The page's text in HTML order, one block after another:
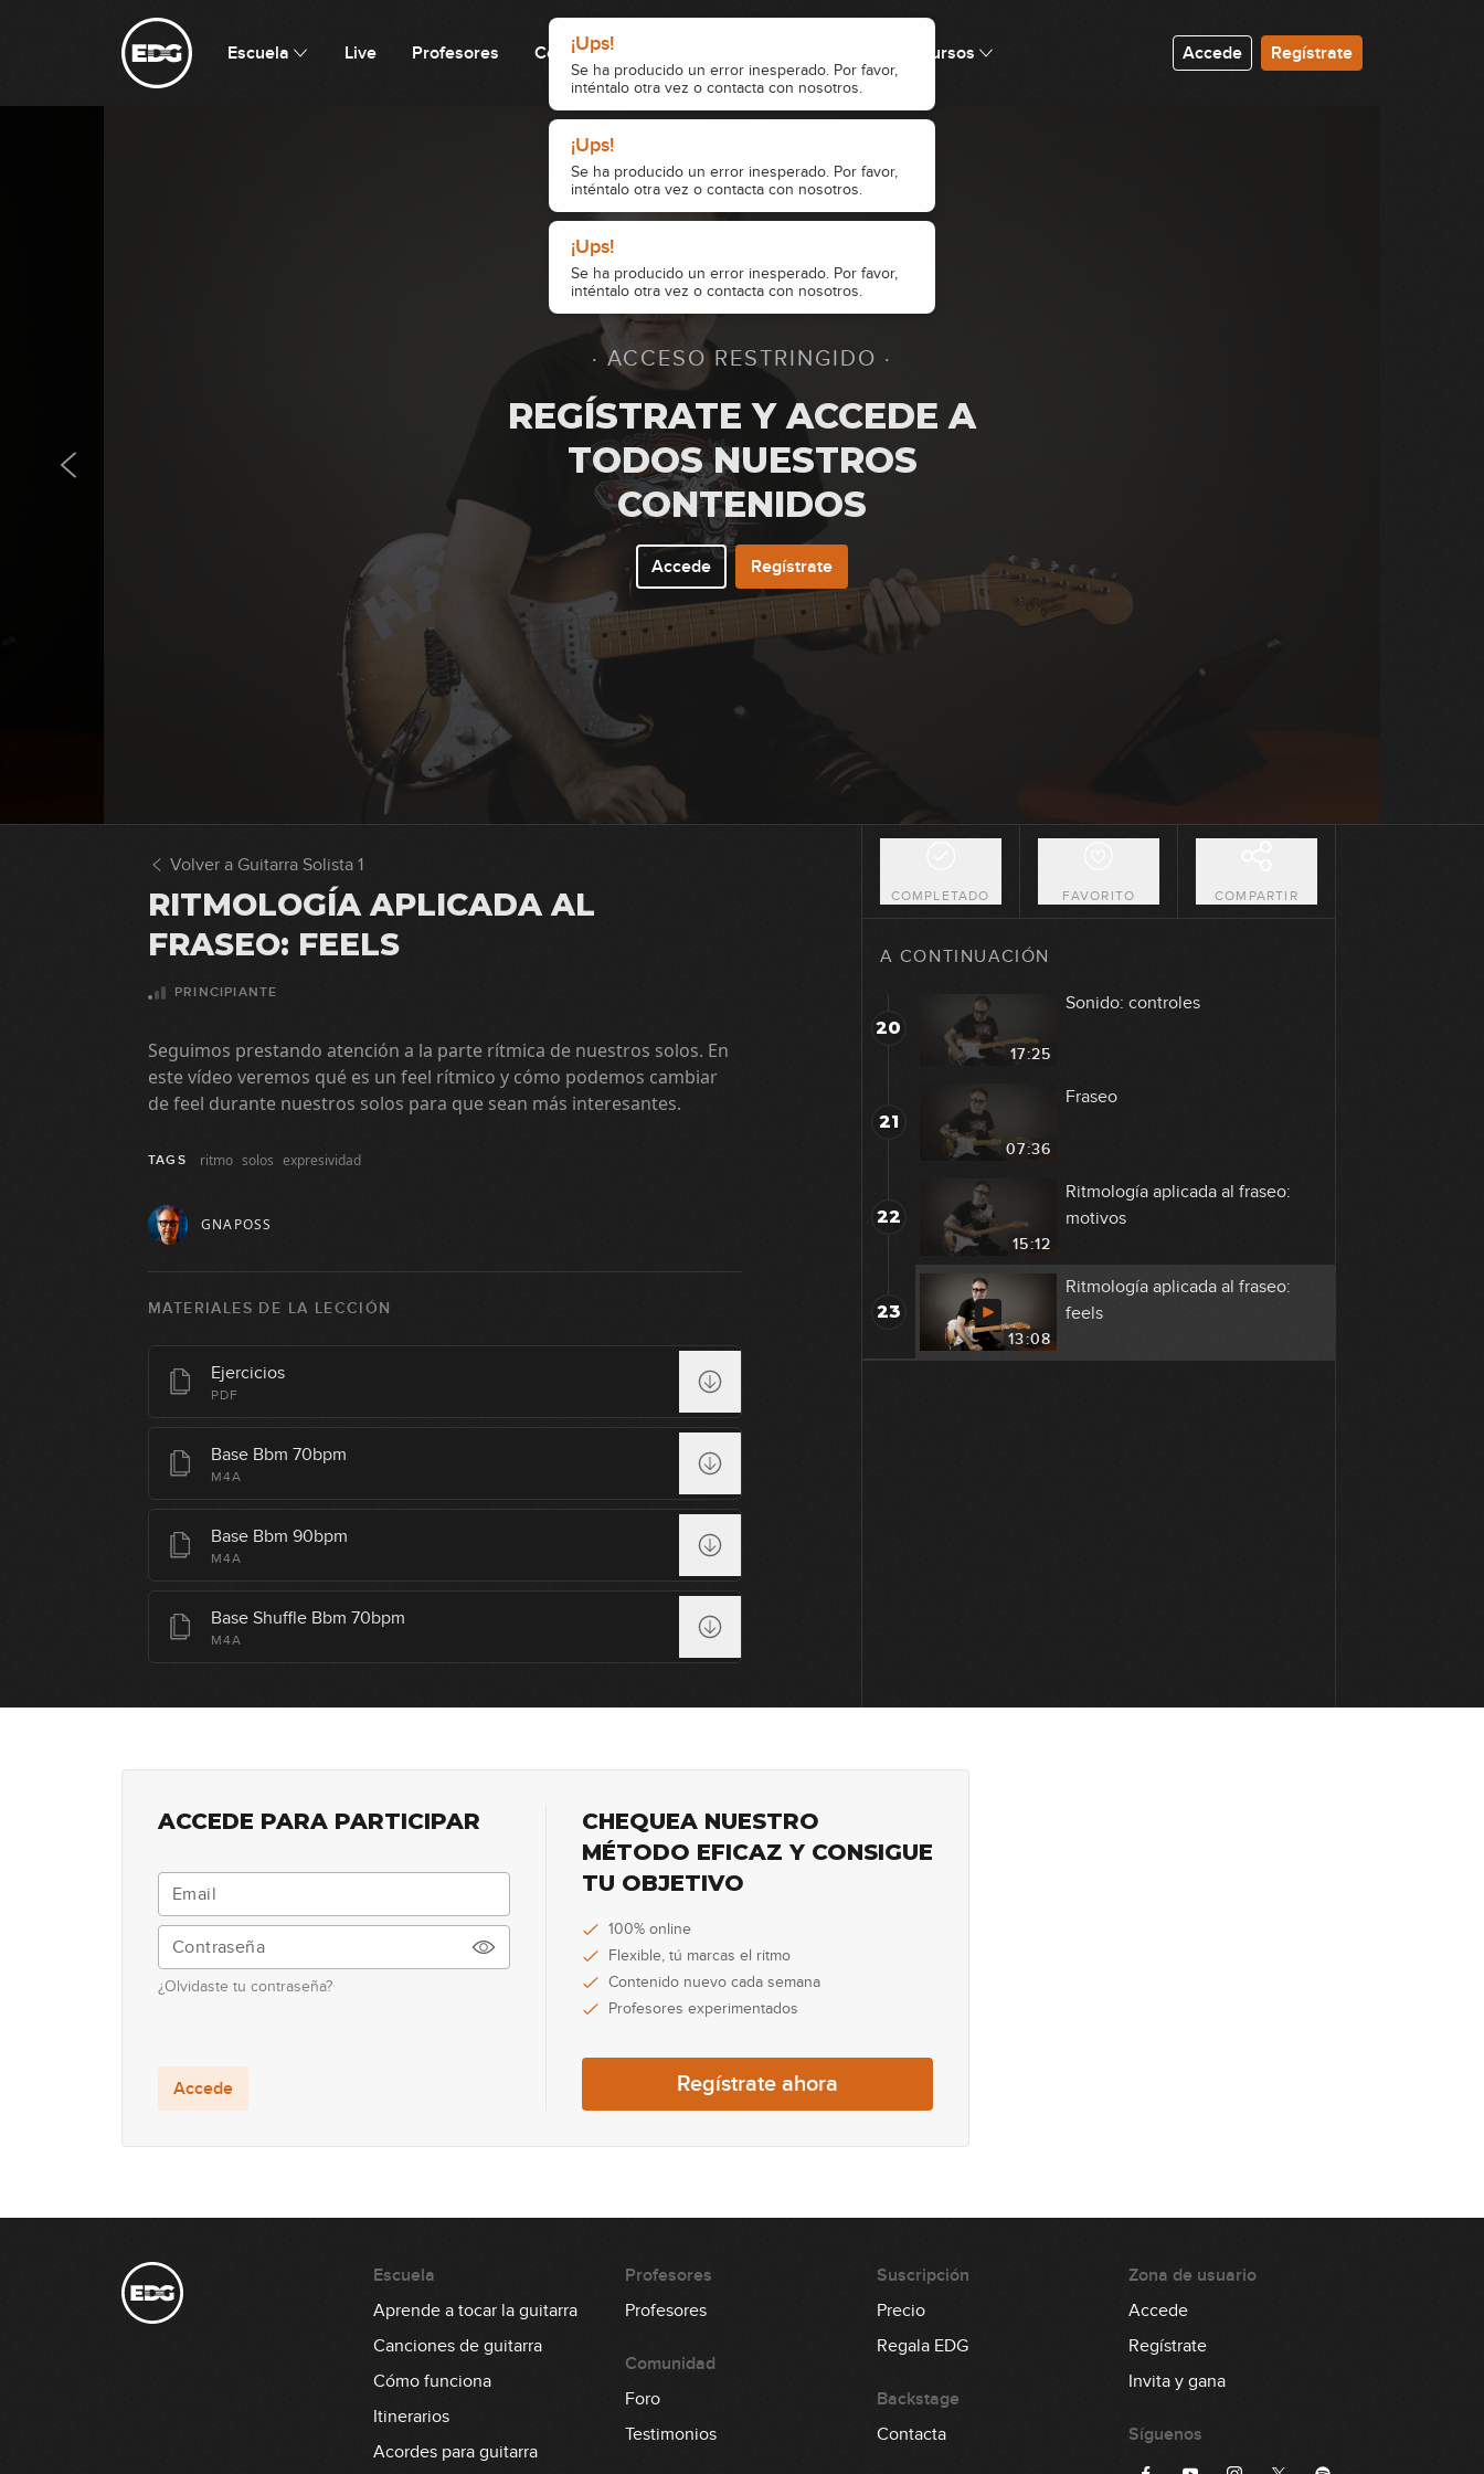
Escuela Live Profesores Cómo funciona Recursos Accede Regístrate
· ACCESO RESTRINGIDO ·
REGÍSTRATE Y ACCEDE A
TODOS NUESTROS
CONTENIDOS
Accede Regístrate
Volver a Guitarra Solista 1
RITMOLOGÍA APLICADA AL
FRASEO: FEELS
PRINCIPIANTE
Seguimos prestando atención a la parte rítmica de nuestros solos. En
este vídeo veremos qué es un feel rítmico y cómo podemos cambiar
de feel durante nuestros solos para que sean más interesantes.
TAGS ritmo solos expresividad
GNAPOSS
MATERIALES DE LA LECCIÓN
Ejercicios
PDF
Base Bbm 70bpm
M4A
Base Bbm 90bpm
M4A
Base Shuffle Bbm 70bpm
M4A
COMPLETADO FAVORITO COMPARTIR
A CONTINUACIÓN
10
11
12
13
14
12:01
Hammer-On + Pull-Off
18
13:34
Sonido: mano derecha
20
17:25
Sonido: controles
21
07:36
Fraseo
22
15:12
Ritmología aplicada al fraseo:
motivos
23
13:08
Ritmología aplicada al fraseo:
feels
ACCEDE PARA PARTICIPAR
¿Olvidaste tu contraseña?
Accede
CHEQUEA NUESTRO
MÉTODO EFICAZ Y CONSIGUE
TU OBJETIVO
100% online
Flexible, tú marcas el ritmo
Contenido nuevo cada semana
Profesores experimentados
Regístrate ahora
Escuela
Aprende a tocar la guitarra
Canciones de guitarra
Cómo funciona
Itinerarios
Acordes para guitarra
Profesores
Profesores
Comunidad
Foro
Testimonios
Suscripción
Precio
Regala EDG
Backstage
Contacta
Zona de usuario
Accede
Regístrate
Invita y gana
Síguenos